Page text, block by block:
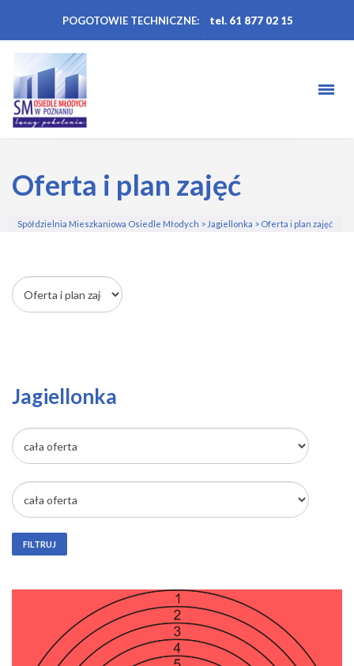
POGOTOWIE TECHNICZNE: tel. 61 877 02 15
Oferta i plan zajęć
Spółdzielnia Mieszkaniowa Osiedle Młodych > Jagiellonka > Oferta i plan zajęć
Jagiellonka
FILTRUJ